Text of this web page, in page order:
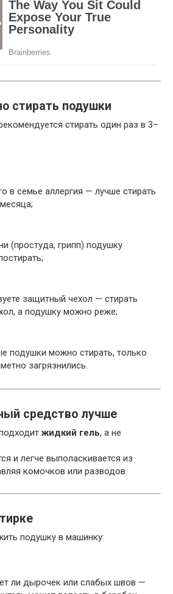
стирать подушки
стирать один раз в 3–
в семье аллергия — лучше стирать
(простуда, грипп) подушку
защитный чехол — стирать
а подушку можно реже;
подушки можно стирать, только
загрязнились.
средство лучше
жидкий гель, а не
и легче выполаскивается из
комочков или разводов.
подушку в машинку:
ли дырочек или слабых швов —